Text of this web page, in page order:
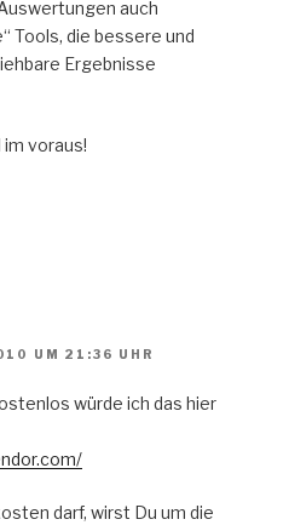
auch
Tools, die bessere und
Ergebnisse
voraus!
UM 21:36 UHR
würde ich das hier
darf, wirst Du um die